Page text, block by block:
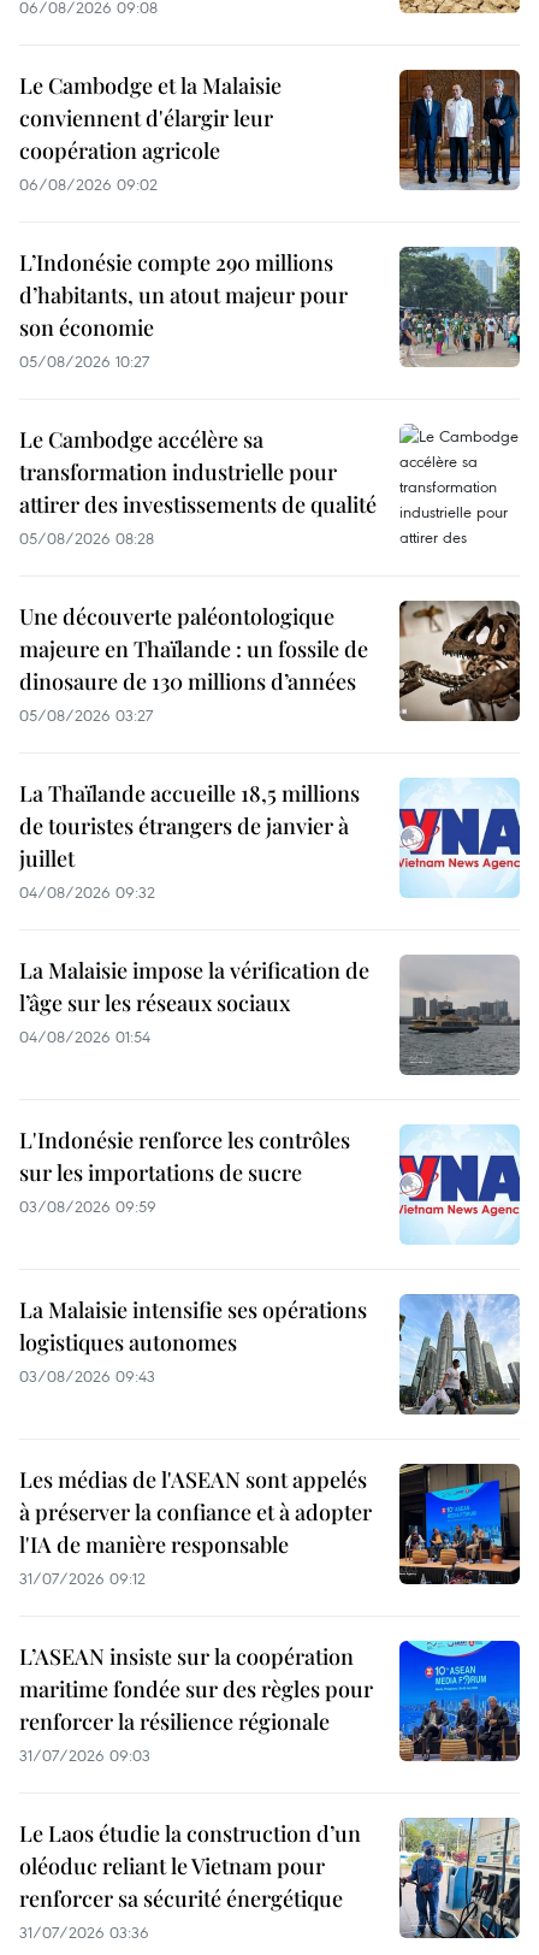
06/08/2026 09:08
Le Cambodge et la Malaisie
conviennent d'élargir leur
coopération agricole
06/08/2026 09:02
L’Indonésie compte 290 millions
d’habitants, un atout majeur pour
son économie
05/08/2026 10:27
Le Cambodge accélère sa
transformation industrielle pour
attirer des investissements de qualité
05/08/2026 08:28
Une découverte paléontologique
majeure en Thaïlande : un fossile de
dinosaure de 130 millions d’années
05/08/2026 03:27
La Thaïlande accueille 18,5 millions
de touristes étrangers de janvier à
juillet
04/08/2026 09:32
La Malaisie impose la vérification de
l’âge sur les réseaux sociaux
04/08/2026 01:54
L'Indonésie renforce les contrôles
sur les importations de sucre
03/08/2026 09:59
La Malaisie intensifie ses opérations
logistiques autonomes
03/08/2026 09:43
Les médias de l'ASEAN sont appelés
à préserver la confiance et à adopter
l'IA de manière responsable
31/07/2026 09:12
L’ASEAN insiste sur la coopération
maritime fondée sur des règles pour
renforcer la résilience régionale
31/07/2026 09:03
Le Laos étudie la construction d’un
oléoduc reliant le Vietnam pour
renforcer sa sécurité énergétique
31/07/2026 03:36